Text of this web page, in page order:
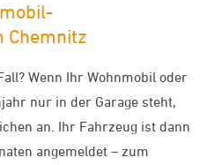
Chemnitz
Wenn Ihr Wohnmobil oder
nur in der Garage steht,
an. Ihr Fahrzeug ist dann
angemeldet – zum